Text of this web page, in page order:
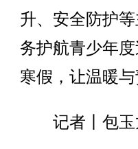
升、安全防护
务护航青少年
寒假，让温暖与
记者丨包玉